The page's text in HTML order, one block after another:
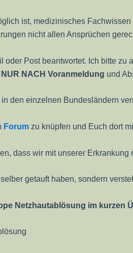
ist, medizinisches
nicht allen Ansprüchen
oder Post beantwortet. Ich bitte zu
NACH Voranmeldung und
den einzelnen Bundesländern
Forum zu knüpfen und Euch dort
dass wir mit unserer
getauft haben, sondern
Netzhautablösung im kurzen